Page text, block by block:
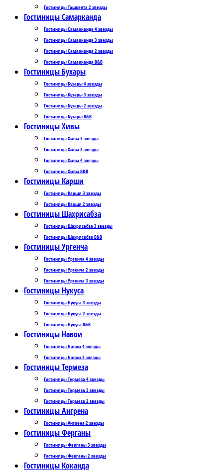
Гостиницы Ташкента 2 звезды
Гостиницы Самарканда
Гостиницы Самарканда 4 звезды
Гостиницы Самарканда 3 звезды
Гостиницы Самарканда 2 звезды
Гостиницы Самарканда B&B
Гостиницы Бухары
Гостиницы Бухары 4 звезды
Гостиницы Бухары 3 звезды
Гостиницы Бухары 2 звезды
Гостиницы Бухары B&B
Гостиницы Хивы
Гостиницы Хивы 3 звезды
Гостиницы Хивы 2 звезды
Гостиницы Хивы 4 звезды
Гостиницы Хивы B&B
Гостиницы Карши
Гостиницы Карши 3 звезды
Гостиницы Карши 2 звезды
Гостиницы Шахрисабза
Гостиницы Шахрисабза 3 звезды
Гостиницы Шахрисабза B&B
Гостиницы Ургенча
Гостиницы Ургенча 4 звезды
Гостиницы Ургенча 2 звезды
Гостиницы Ургенча 3 звезды
Гостиницы Нукуса
Гостиницы Нукуса 3 звезды
Гостиницы Нукуса 2 звезды
Гостиницы Нукуса B&B
Гостиницы Навои
Гостиницы Навои 4 звезды
Гостиницы Навои 3 звезды
Гостиницы Термеза
Гостиницы Термеза 4 звезды
Гостиницы Термеза 3 звезды
Гостиницы Термеза 2 звезды
Гостиницы Ангрена
Гостиницы Ангрена 2 звезды
Гостиницы Ферганы
Гостиницы Ферганы 3 звезды
Гостиницы Ферганы 2 звезды
Гостиницы Коканда